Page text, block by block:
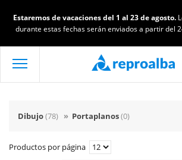
Estaremos de vacaciones del 1 al 23 de agosto.
durante estas fechas serán enviados a partir del
Dibujo(78) » Portaplanos(0)
Productos por página